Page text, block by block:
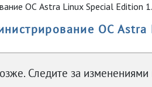
ОС Astra Linux Special Edition
ОС
Следите за изменениями